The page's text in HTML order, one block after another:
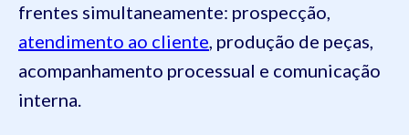
frentes simultaneamente: prospecção,
atendimento ao cliente, produção de peças,
acompanhamento processual e comunicação
interna.